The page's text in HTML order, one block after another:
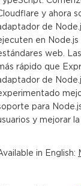
y ahora
de
en
web.
rápido que
de
para
y mejorar la
in English: